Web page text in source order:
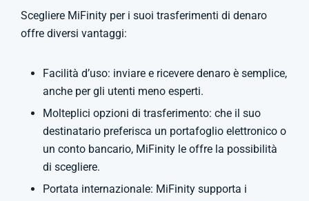
Scegliere MiFinity per i suoi trasferimenti di denaro
offre diversi vantaggi:
Facilità d’uso: inviare e ricevere denaro è semplice,
anche per gli utenti meno esperti.
Molteplici opzioni di trasferimento: che il suo
destinatario preferisca un portafoglio elettronico o
un conto bancario, MiFinity le offre la possibilità
di scegliere.
Portata internazionale: MiFinity supporta i